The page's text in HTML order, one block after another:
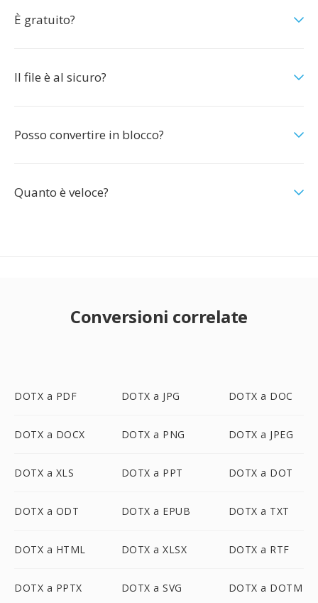
È gratuito?
Il file è al sicuro?
Posso convertire in blocco?
Quanto è veloce?
Conversioni correlate
DOTX a PDF DOTX a JPG DOTX a DOC
DOTX a DOCX DOTX a PNG DOTX a JPEG
DOTX a XLS DOTX a PPT DOTX a DOT
DOTX a ODT DOTX a EPUB DOTX a TXT
DOTX a HTML DOTX a XLSX DOTX a RTF
DOTX a PPTX DOTX a SVG DOTX a DOTM